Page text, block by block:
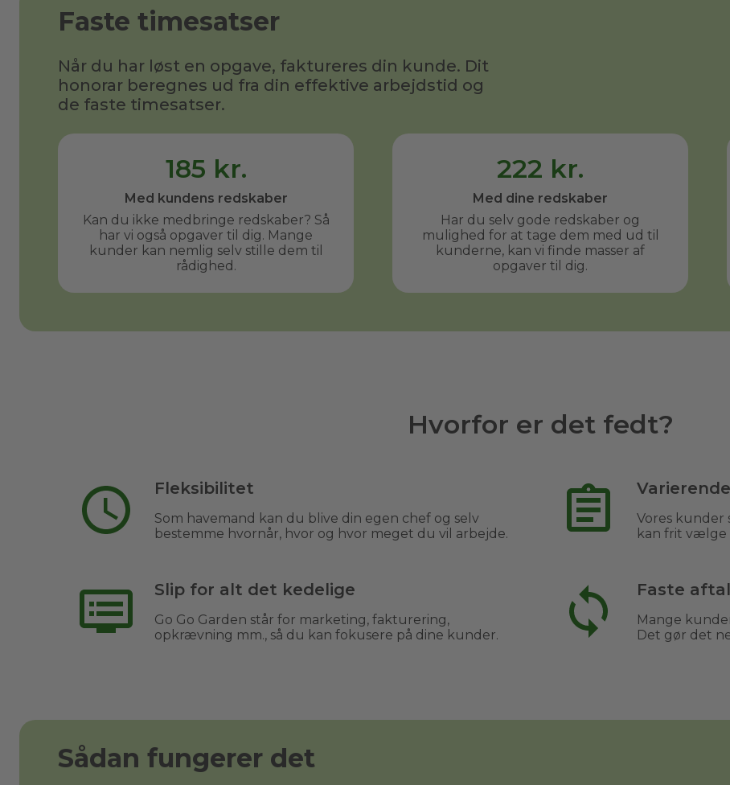
Faste timesatser
Når du har løst en opgave, faktureres din kunde. Dit
honorar beregnes ud fra din effektive arbejdstid og
de faste timesatser.
185 kr.
Med kundens redskaber
Kan du ikke medbringe redskaber? Så
har vi også opgaver til dig. Mange
kunder kan nemlig selv stille dem til
rådighed.
222 kr.
Med dine redskaber
Har du selv gode redskaber og
mulighed for at tage dem med ud til
kunderne, kan vi finde masser af
opgaver til dig.
Hvorfor er det fedt?
Fleksibilitet
Som havemand kan du blive din egen chef og selv
bestemme hvornår, hvor og hvor meget du vil arbejde.
Vores kunder
kan frit vælge
Slip for alt det kedelige
Go Go Garden står for marketing, fakturering,
opkrævning mm., så du kan fokusere på dine kunder.
Faste
Mange
Det gør det
Sådan fungerer det